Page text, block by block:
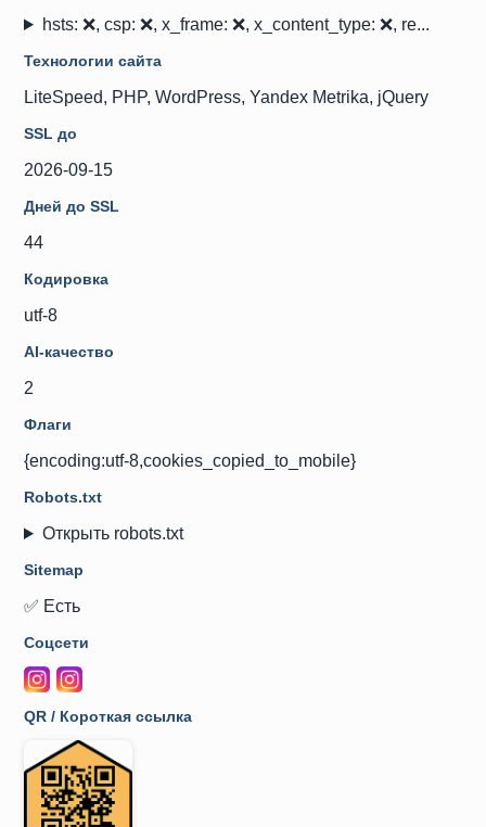
hsts: ❌, csp: ❌, x_frame: ❌, x_content_type: ❌, re...
Технологии сайта
LiteSpeed, PHP, WordPress, Yandex Metrika, jQuery
SSL до
2026-09-15
Дней до SSL
44
Кодировка
utf-8
AI-качество
2
Флаги
{encoding:utf-8,cookies_copied_to_mobile}
Robots.txt
Открыть robots.txt
Sitemap
✅ Есть
Соцсети
QR / Короткая ссылка